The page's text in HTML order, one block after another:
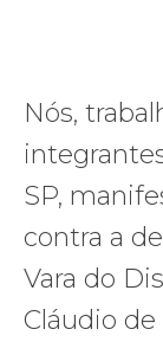
Nós,
SP,
contra a
Vara do
Cláudio